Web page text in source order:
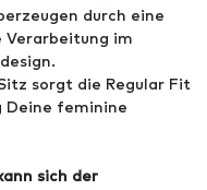
durch eine
Verarbeitung im
sorgt die Regular Fit
Deine feminine
sich der